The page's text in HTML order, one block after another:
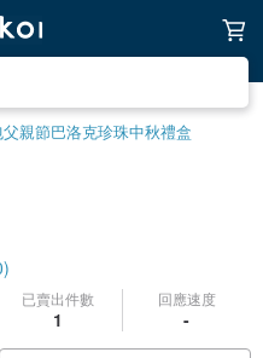
父親節巴洛克珍珠中秋禮盒
已賣出件數
1
回應速度
-